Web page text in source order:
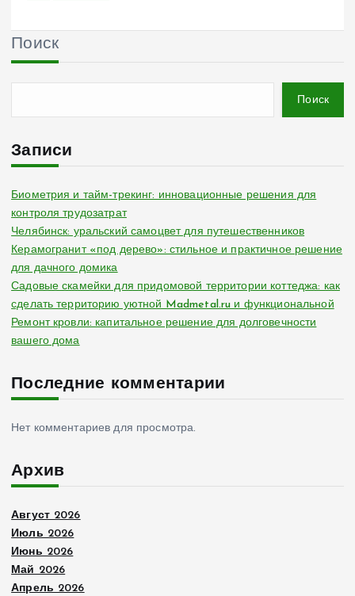
Поиск
Поиск
Записи
Биометрия и тайм-трекинг: инновационные решения для
контроля трудозатрат
Челябинск: уральский самоцвет для путешественников
Керамогранит «под дерево»: стильное и практичное решение
для дачного домика
Садовые скамейки для придомовой территории коттеджа: как
сделать территорию уютной Madmetal.ru и функциональной
Ремонт кровли: капитальное решение для долговечности
вашего дома
Последние комментарии
Нет комментариев для просмотра.
Архив
Август 2026
Июль 2026
Июнь 2026
Май 2026
Апрель 2026